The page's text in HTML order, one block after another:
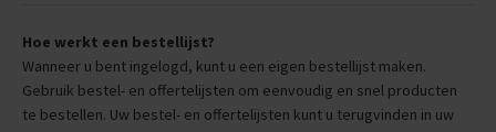
Hoe werkt een bestellijst?
Wanneer u bent ingelogd, kunt u een eigen bestellijst maken.
Gebruik bestel- en offertelijsten om eenvoudig en snel producten
te bestellen. Uw bestel- en offertelijsten kunt u terugvinden in uw